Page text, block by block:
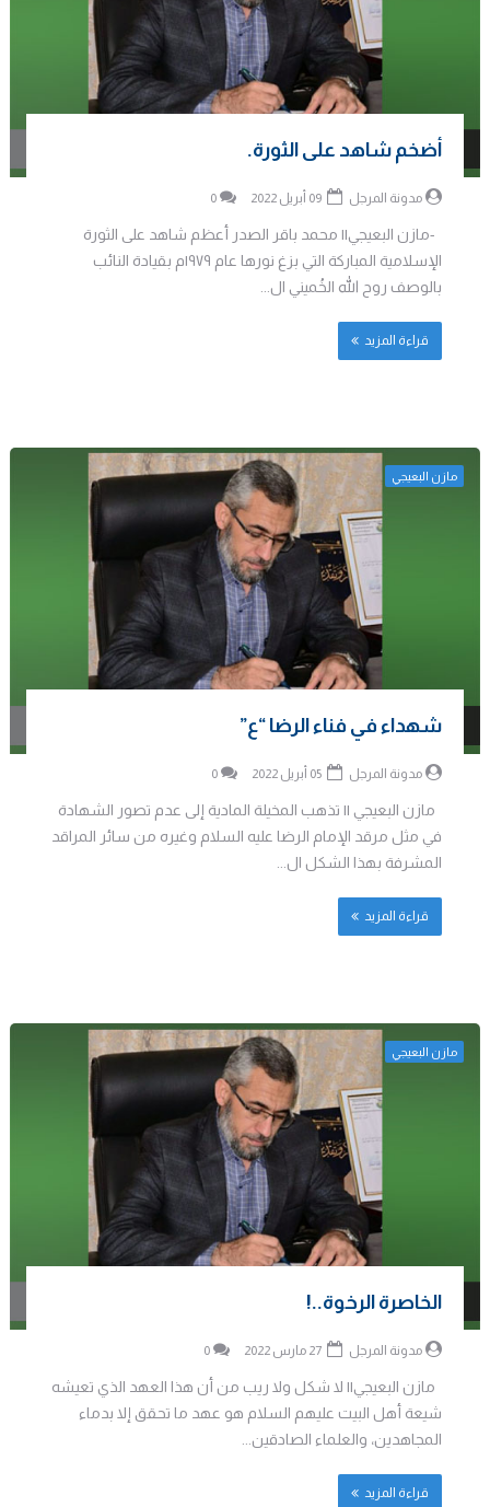
أضخم شاهد على الثورة.
مدونة المرجل 0
-مازن البعيجي|| محمد باقر الصدر أعظم شاهد على الثورة
الإسلامية المباركة التي بزغ نورها عام ١٩٧٩م بقيادة النائب
بالوصف روح الله الخُميني ال...
قراءة المزيد
مازن البعيجي
شهداء في فناء الرضا “ع”
مدونة المرجل 0
مازن البعيجي || تذهب المخيلة المادية إلى عدم تصور الشهادة
في مثل مرقد الإمام الرضا عليه السلام وغيره من سائر المراقد
المشرفة بهذا الشكل ال...
قراءة المزيد
مازن البعيجي
الخاصرة الرخوة..!
مدونة المرجل 0
مازن البعيجي|| لا شكل ولا ريب من أن هذا العهد الذي تعيشه
شيعة أهل البيت عليهم السلام هو عهد ما تحقق إلا بدماء
المجاهدين، والعلماء الصادقين...
قراءة المزيد